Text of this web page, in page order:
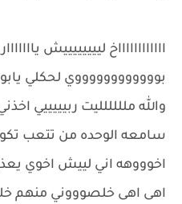
ااااااااااااخ لييييييييش
بووووووووووووي لحكلي
والله ملللللليت ربيييييي
سامعه الوحده من تتعب
اخوووهه اني لييش اخوي
اهى اهى خلصوووني منهم